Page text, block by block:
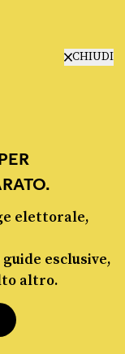
CHIUDI
elettorale,
esclusive,
altro.